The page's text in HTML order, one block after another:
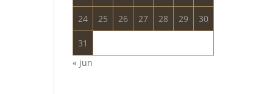
24 25 26 27 28 29 30
31
« jun